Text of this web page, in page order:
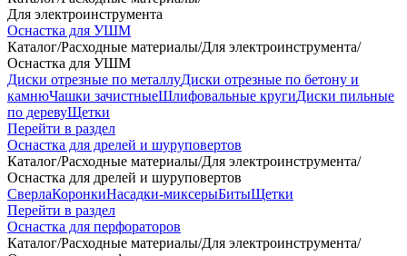
Для электроинструмента
Оснастка для УШМ
Каталог/Расходные материалы/Для электроинструмента/
Оснастка для УШМ
Диски отрезные по металлуДиски отрезные по бетону и
камнюЧашки зачистныеШлифовальные кругиДиски пильные
по деревуЩетки
Перейти в раздел
Оснастка для дрелей и шуруповертов
Каталог/Расходные материалы/Для электроинструмента/
Оснастка для дрелей и шуруповертов
СверлаКоронкиНасадки-миксерыБитыЩетки
Перейти в раздел
Оснастка для перфораторов
Каталог/Расходные материалы/Для электроинструмента/